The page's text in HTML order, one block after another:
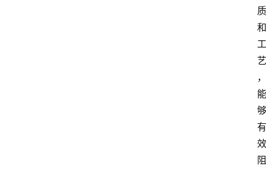
质
和
工
艺
，
能
够
有
效
阻